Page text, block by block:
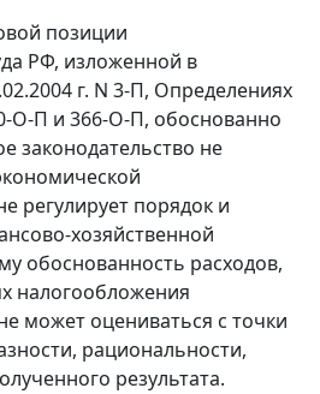
позиции
РФ, изложенной в
г. N 3-П, Определениях
О-П и 366-О-П, обоснованно
законодательство не
регулирует порядок и
хозяйственной
обоснованность расходов,
налогообложения
может оцениваться с точки
рациональности,
результата.